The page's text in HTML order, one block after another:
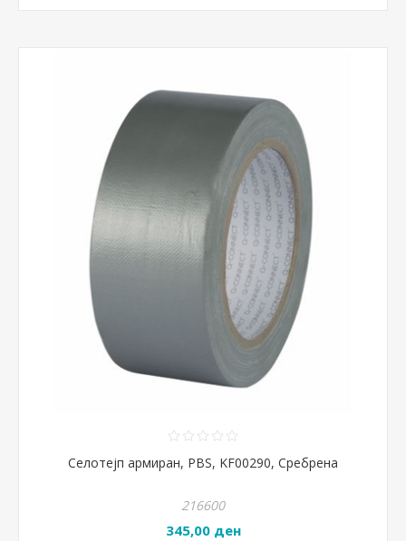
Селотејп армиран, PBS, KF00290, Сребрена
216600
345,00 ден